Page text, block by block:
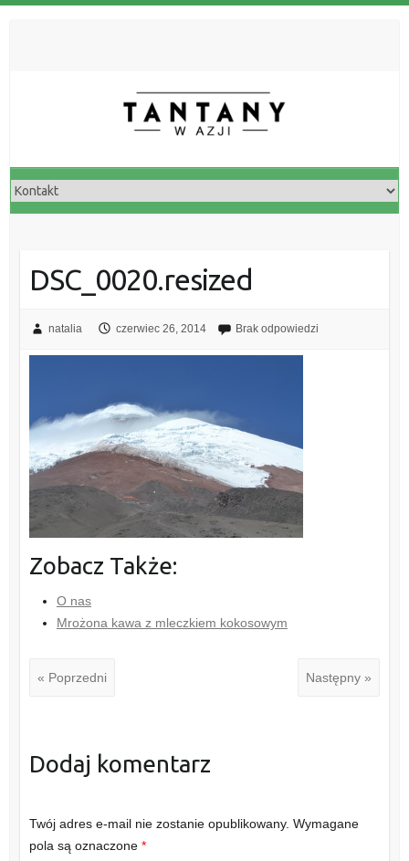
DSC_0020.resized
natalia czerwiec 26, 2014 Brak odpowiedzi
Zobacz Także:
O nas
Mrożona kawa z mleczkiem kokosowym
« Poprzedni Następny »
Dodaj komentarz
Twój adres e-mail nie zostanie opublikowany. Wymagane
pola są oznaczone *